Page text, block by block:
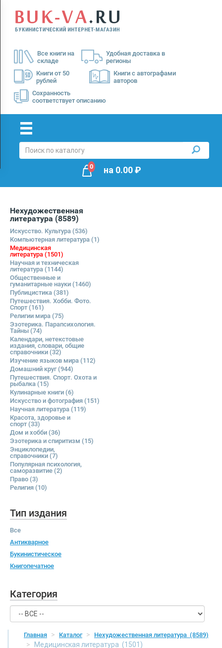
Все книги на
складе
Удобная доставка в
регионы
Книги от 50
рублей
Книги с автографами
авторов
Сохранность
соответствует описанию
Menu
Доставка
Оплата
0 на 0.00₽
Нехудожественная
литература (8589)
Искусство. Культура (536)
Компьютерная литература (1)
Медицинская
литература (1501)
Научная и техническая
литература (1144)
Общественные и
гуманитарные науки (1460)
Публицистика (381)
Путешествия. Хобби. Фото.
Спорт(161)
Религии мира (75)
Эзотерика. Парапсихология.
Тайны (74)
Календари, нетекстовые
издания, словари, общие
справочники (32)
Изучение языков мира (112)
Домашний круг(944)
Путешествия. Спорт. Охота и
рыбалка (15)
Кулинарные книги (6)
Искусство и фотография (151)
Научная литература (119)
Красота, здоровье и
спорт(33)
Дом и хобби (36)
Эзотерика и спиритизм (15)
Энциклопедии,
справочники (7)
Популярная психология,
саморазвитие (2)
Право (3)
Религия (10)
Тип издания
Все
Антикварное
Букинистическое
Книгопечатное
Категория
Главная Каталог Нехудожественная литература (8589)
Медицинская литература (1501)